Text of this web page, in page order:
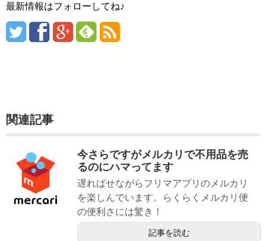
最新情報はフォローしてね♪
関連記事
今さらですがメルカリで不用品を売
るのにハマってます
遅ればせながらフリマアプリのメルカリ
を楽しんでいます。らくらくメルカリ便
の便利さには驚き！
記事を読む